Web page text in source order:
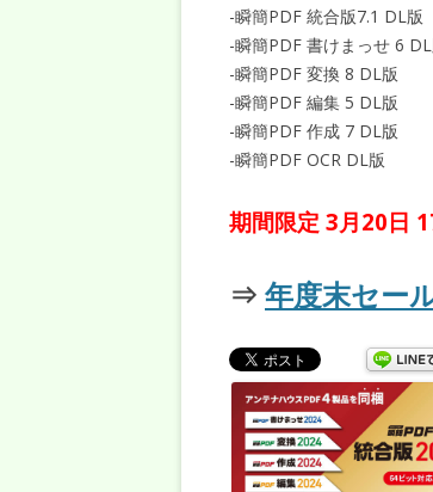
-瞬簡PDF 統合版
-瞬簡PDF 書けまっ
-瞬簡PDF 変換 8
-瞬簡PDF 編集 5
-瞬簡PDF 作成 7
-瞬簡PDF OCR
期間限定 3月20日
⇒ 年度末セー